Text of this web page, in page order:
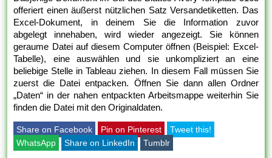
offeriert einen äußerst nützlichen Satz Versandetiketten. Das
Excel-Dokument, in deinem Sie die Information zuvor
abgelegt innehaben, wird wieder angezeigt. Sie können
geraume Datei auf diesem Computer öffnen (Beispiel: Excel-
Tabelle), eine auswählen und sie unkompliziert an eine
beliebige Stelle in Tableau ziehen. In diesem Fall müssen Sie
zuerst die Datei entpacken. Öffnen Sie dann allen Ordner
„Daten“ in der nahen entpackten Arbeitsmappe weiterhin Sie
finden die Datei mit den Originaldaten.
Share on Facebook Pin on Pinterest
Tweet this!
WhatsApp
Share on LinkedIn Tumblr